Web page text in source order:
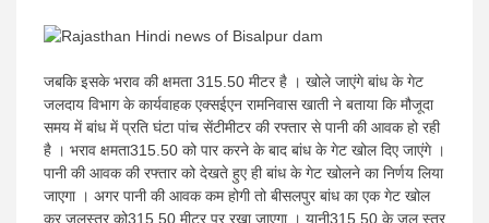
Hindi
जबकि इसके भराव की क्षमता 315.50 मीटर है । खोले जाएंगे बांध के गेट
जलदाय विभाग के कार्यवाहक एक्सईएन रामनिवास खाती ने बताया कि मौजूदा
समय में बांध में प्रति घंटा पांच सेंटीमीटर की रफ्तार से पानी की आवक हो रही
है । भराव क्षमता315.50 को पार करने के बाद बांध के गेट खोल दिए जाएंगे ।
पानी की आवक की रफ्तार को देखते हुए ही बांध के गेट खोलने का निर्णय लिया
जाएगा । अगर पानी की आवक कम होगी तो बीसलपुर बांध का एक गेट खोल
कर जलस्तर को315.50 मीटर पर रखा जाएगा । यानी315.50 के जल स्तर